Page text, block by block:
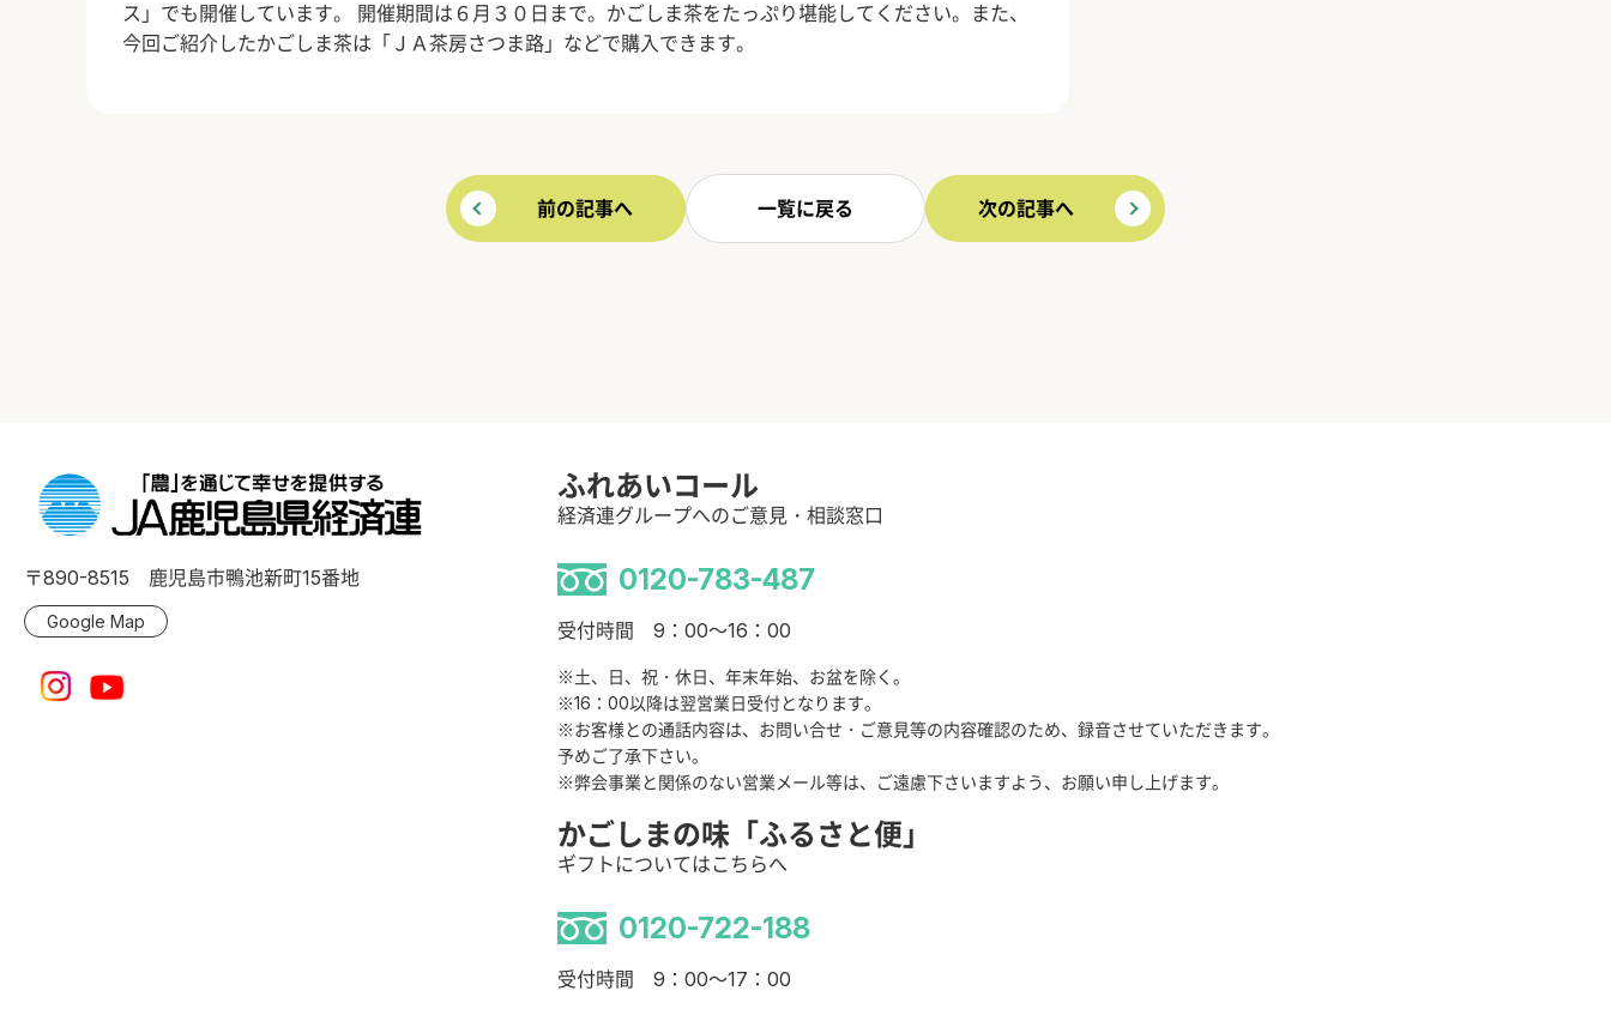
ス」でも開催しています。 開催期間は６月３０日まで。かごしま茶をたっぷり堪能してください。また、
今回ご紹介したかごしま茶は「ＪＡ茶房さつま路」などで購入できます。
前の記事へ 一覧に戻る 次の記事へ
〒890-8515 鹿児島市鴨池新町15番地
Google Map
ふれあいコール
経済連グループへのご意見・相談窓口
0120-783-487
受付時間 9：00～16：00
※土、日、祝・休日、年末年始、お盆を除く。
※16：00以降は翌営業日受付となります。
※お客様との通話内容は、お問い合せ・ご意見等の内容確認のため、録音させていただきます。
予めご了承下さい。
※弊会事業と関係のない営業メール等は、ご遠慮下さいますよう、お願い申し上げます。
かごしまの味「ふるさと便」
ギフトについてはこちらへ
0120-722-188
受付時間 9：00～17：00